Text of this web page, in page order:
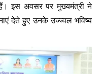
हैं। इस अवसर पर मुख्यमंत्री ने
देते हुए उनके उज्ज्वल भविष्य